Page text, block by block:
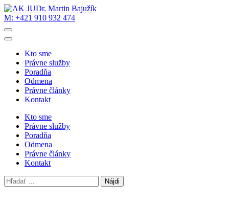
Skip
to
content
(Press
M: +421 910 932 474
Kto sme
Právne služby
Poradňa
Odmena
Právne články
Kontakt
Kto sme
Právne služby
Poradňa
Odmena
Právne články
Kontakt
Hľadať: